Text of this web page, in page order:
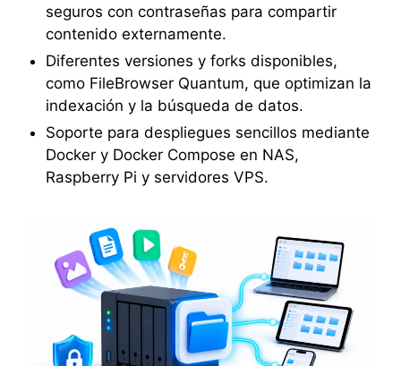
seguros con contraseñas para compartir
contenido externamente.
Diferentes versiones y forks disponibles,
como FileBrowser Quantum, que optimizan la
indexación y la búsqueda de datos.
Soporte para despliegues sencillos mediante
Docker y Docker Compose en NAS,
Raspberry Pi y servidores VPS.